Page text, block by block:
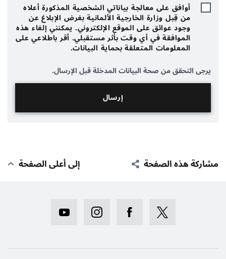
أوافق على معالجة بياناتي الشخصية المذكورة أعلاه
من قِبل وزارة الخارجية الألمانية بغرض الإبلاغ عن
وجود عوائق على الموقع الإلكتروني. يمكنني إلغاء هذه
الموافقة في أي وقت بأثر مستقبلي. أقر باطلاعي على
المعلومات المتعلقة بحماية البيانات.
يرجى التحقق من صحة البيانات المدخلة قبل الإرسال.
مشاركة هذه الصفحة إلى أعلى الصفحة